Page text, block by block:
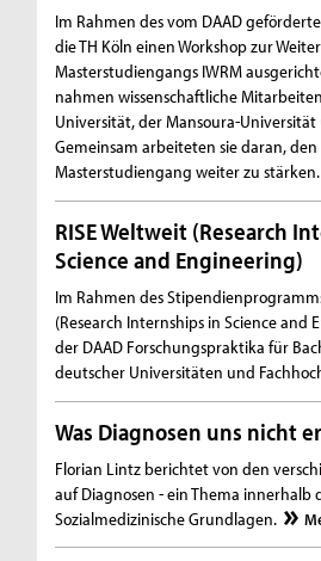
Im Rahmen des vom DAAD
die TH Köln einen Workshop zur
Masterstudiengangs IWRM
nahmen wissenschaftliche
Universität, der Mansoura-Universität
Gemeinsam arbeiteten sie daran,
Masterstudiengang weiter zu stärken.
RISE Weltweit (Research
Science and Engineering)
Im Rahmen des
(Research Internships in Science
der DAAD Forschungspraktika für
deutscher Universitäten und
Was Diagnosen uns nicht
Florian Lintz berichtet von den
auf Diagnosen - ein Thema innerhalb
Sozialmedizinische Grundlagen.